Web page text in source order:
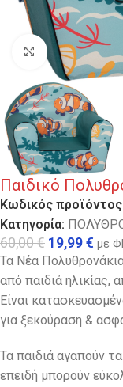
Κλικ για
Παιδικό
Κωδικός
Κατηγορία:
60,00€ 19,99€ με
Τα Νέα
από παιδιά ηλικίας,
Είναι
για ξεκούραση &
Τα παιδιά αγαπούν
επειδή μπορούν